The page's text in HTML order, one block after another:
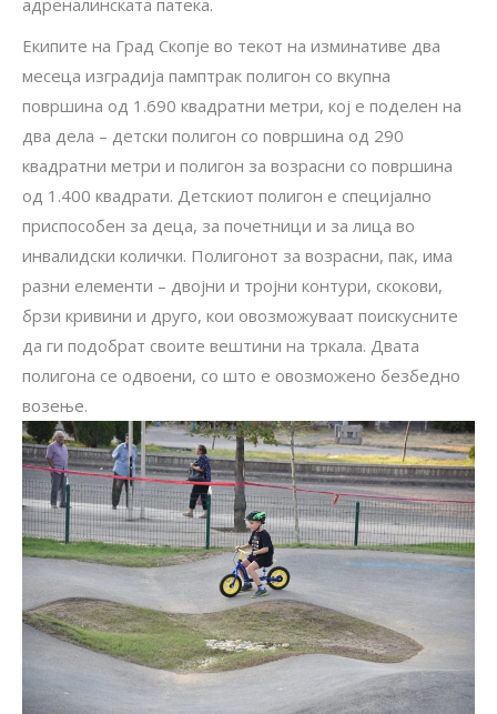
Екипите на Град Скопје во текот на изминативе два
месеца изградија памптрак полигон со вкупна
површина од 1.690 квадратни метри, кој е поделен на
два дела – детски полигон со површина од 290
квадратни метри и полигон за возрасни со површина
од 1.400 квадрати. Детскиот полигон е специјално
приспособен за деца, за почетници и за лица во
инвалидски колички. Полигонот за возрасни, пак, има
разни елементи – двојни и тројни контури, скокови,
брзи кривини и друго, кои овозможуваат поискусните
да ги подобрат своите вештини на тркала. Двата
полигона се одвоени, со што е овозможено безбедно
возење.